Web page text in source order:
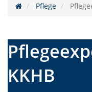
Pflege
KKHB